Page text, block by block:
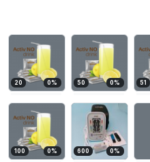
20 0% 50 0% 51
100 0% 600 0%